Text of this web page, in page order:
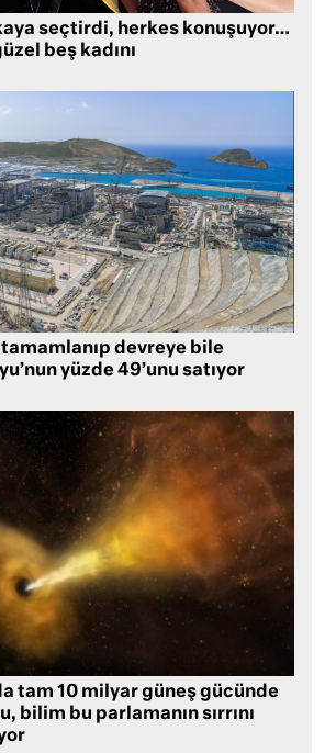
seçtirdi, herkes konuşuyor…
beş kadını
devreye bile
yüzde 49’unu satıyor
tam 10 milyar güneş gücünde
bilim bu parlamanın sırrını